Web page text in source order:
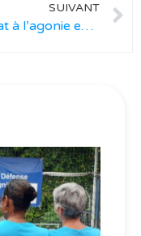
SUIVANT
Un chat à l’agonie en plein cœur du marché de Fort de France